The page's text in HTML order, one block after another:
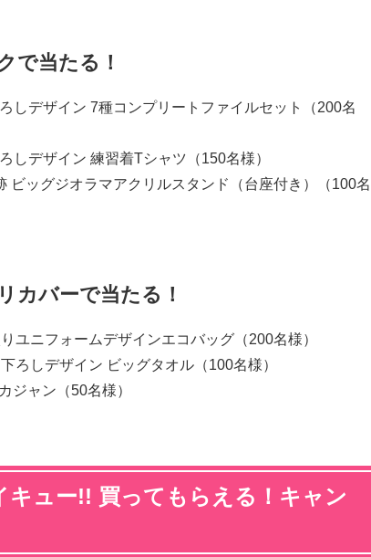
で当たる！
しデザイン 7種コンプリートファイルセット（200名
しデザイン 練習着Tシャツ（150名様）
ビッグジオラマアクリルスタンド（台座付き）（100名
カバーで当たる！
ユニフォームデザインエコバッグ（200名様）
ろしデザイン ビッグタオル（100名様）
ジャン（50名様）
キュー!! 買ってもらえる！キャン